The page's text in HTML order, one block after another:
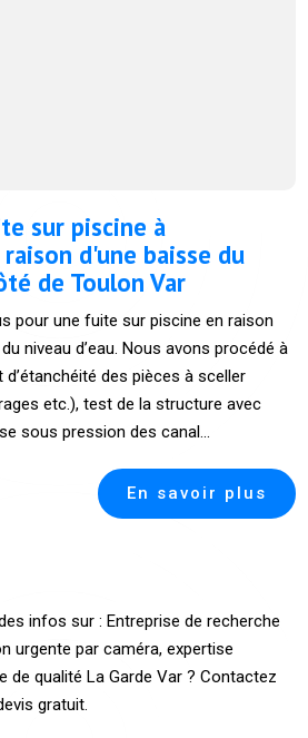
sur piscine à
d'une baisse du
de Toulon Var
pour une fuite sur piscine en raison
niveau d’eau. Nous avons procédé à
des pièces à sceller
etc.), test de la structure avec
sous pression des canal...
En savoir plus
infos sur : Entreprise de recherche
urgente par caméra, expertise
de qualité La Garde Var ? Contactez
gratuit.